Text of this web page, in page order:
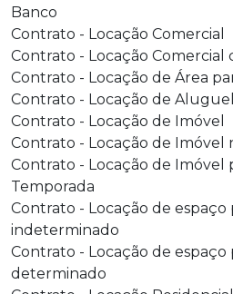
Banco
Contrato - Locação Comercial
Contrato - Locação Comercial
Contrato - Locação de Área
Contrato - Locação de Aluguel
Contrato - Locação de Imóvel
Contrato - Locação de Imóvel
Contrato - Locação de Imóvel
Temporada
Contrato - Locação de
indeterminado
Contrato - Locação de
determinado